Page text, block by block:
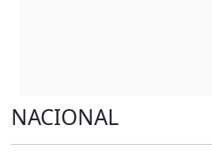
NACIONAL